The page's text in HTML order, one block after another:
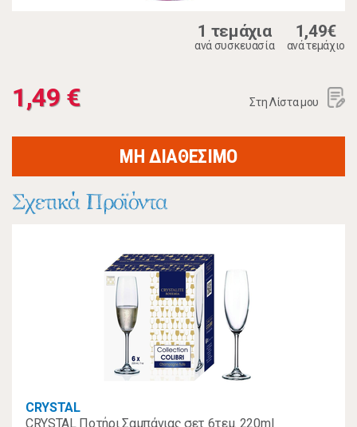
1 τεμάχια
ανά συσκευασία
1,49€
ανά τεμάχιο
1,49 € Στη Λίστα μου
ΜΗ ΔΙΑΘΕΣΙΜΟ
Σχετικά Προϊόντα
CRYSTAL
CRYSTAL Ποτήρι Σαμπάνιας σετ 6τεμ. 220ml